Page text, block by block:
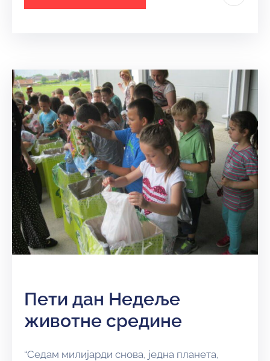
Пети дан Недеље
животне средине
“Седам милијарди снова, једна планета,